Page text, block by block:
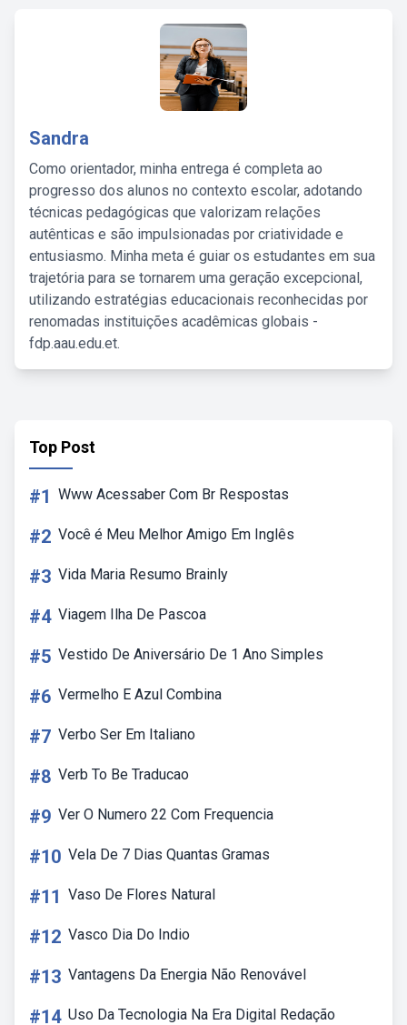
Sandra
Como orientador, minha entrega é completa ao
progresso dos alunos no contexto escolar, adotando
técnicas pedagógicas que valorizam relações
autênticas e são impulsionadas por criatividade e
entusiasmo. Minha meta é guiar os estudantes em sua
trajetória para se tornarem uma geração excepcional,
utilizando estratégias educacionais reconhecidas por
renomadas instituições acadêmicas globais -
fdp.aau.edu.et.
Top Post
#1 Www Acessaber Com Br Respostas
#2 Você é Meu Melhor Amigo Em Inglês
#3 Vida Maria Resumo Brainly
#4 Viagem Ilha De Pascoa
#5 Vestido De Aniversário De 1 Ano Simples
#6 Vermelho E Azul Combina
#7 Verbo Ser Em Italiano
#8 Verb To Be Traducao
#9 Ver O Numero 22 Com Frequencia
#10 Vela De 7 Dias Quantas Gramas
#11 Vaso De Flores Natural
#12 Vasco Dia Do Indio
#13 Vantagens Da Energia Não Renovável
#14 Uso Da Tecnologia Na Era Digital Redação